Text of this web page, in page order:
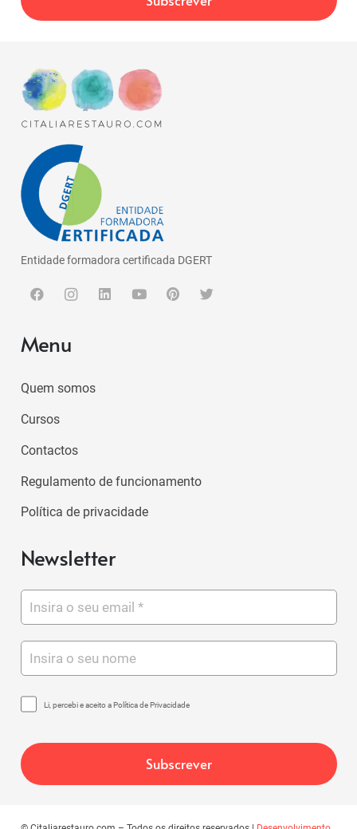
Entidade formadora certificada DGERT
Menu
Quem somos
Cursos
Contactos
Regulamento de funcionamento
Política de privacidade
Newsletter
Li, percebi e aceito a Política de Privacidade